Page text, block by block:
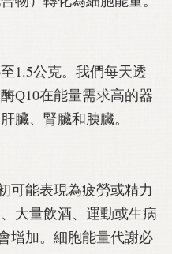
1.5公克。我們每天透
Q10在能量需求高的器
臟、腎臟和胰臟。
可能表現為疲勞或精力
大量飲酒、運動或生病
增加。細胞能量代謝必